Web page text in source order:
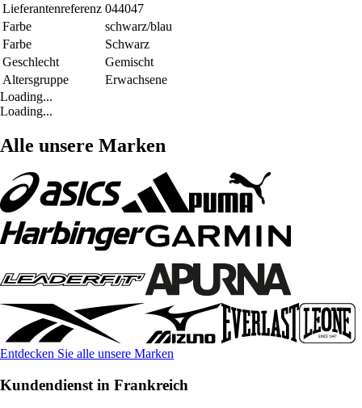
Lieferantenreferenz 044047
Farbe
schwarz/blau
Farbe
Schwarz
Geschlecht
Gemischt
Altersgruppe
Erwachsene
Loading...
Loading...
Alle unsere Marken
Entdecken Sie alle unsere Marken
Kundendienst in Frankreich